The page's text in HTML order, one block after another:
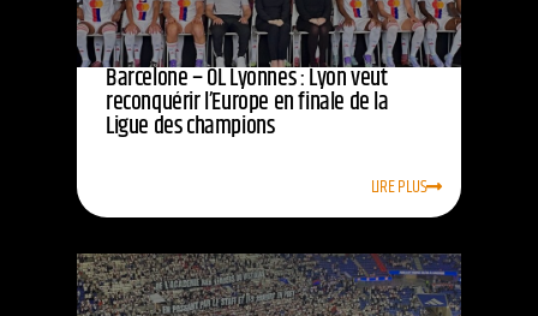
Barcelone – OL Lyonnes : Lyon veut
reconquérir l’Europe en finale de la
Ligue des champions
LIRE PLUS